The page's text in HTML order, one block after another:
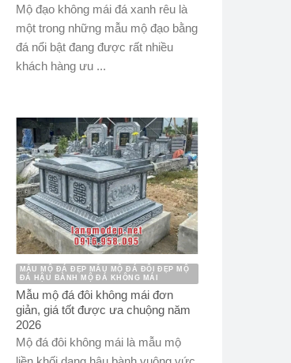
Mộ đạo không mái đá xanh rêu là
một trong những mẫu mộ đạo bằng
đá nổi bật đang được rất nhiều
khách hàng ưu ...
MẪU MỘ ĐÁ ĐẸP MẪU MỘ ĐÁ ĐÔI ĐẸP MỘ
ĐÁ HẬU BÀNH MỘ ĐÁ KHÔNG MÁI
Mẫu mộ đá đôi không mái đơn
giản, giá tốt được ưa chuộng năm
2026
Mộ đá đôi không mái là mẫu mộ